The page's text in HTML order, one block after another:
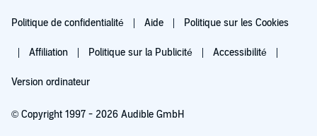
Politique de confidentialité Aide Politique sur les Cookies
Affiliation Politique sur la Publicité Accessibilité
Version ordinateur
© Copyright 1997 - 2026 Audible GmbH